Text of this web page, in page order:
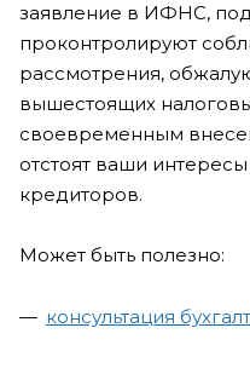
заявление в ИФНС,
проконтролируют
рассмотрения,
вышестоящих
своевременным
отстоят ваши
кредиторов.
Может быть полезно:
консультация